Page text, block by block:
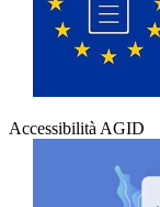
Accessibilità AGID